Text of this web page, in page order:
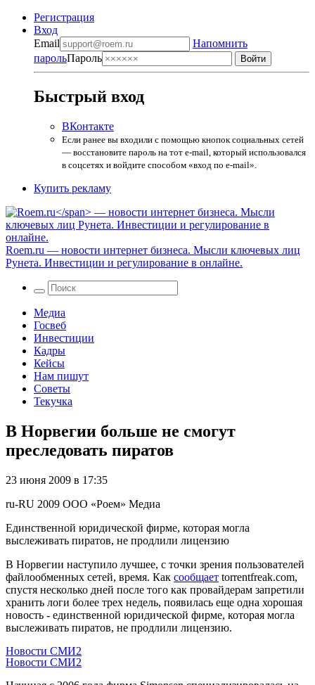
Регистрация
Вход
Email
Напомнить
парольПароль
Быстрый вход
ВКонтакте
Если ранее вы входили с помощью кнопок социальных сетей
— восстановите пароль на тот e-mail, который использовался
в соцсетях и войдите способом «вход по e-mail».
Купить рекламу
Roem.ru — новости интернет бизнеса. Мысли ключевых лиц
Рунета. Инвестиции и регулирование в онлайне.
Медиа
Госвеб
Инвестиции
Кадры
Кейсы
Нам пишут
Советы
Текучка
В Норвегии больше не смогут
преследовать пиратов
23 июня 2009 в 17:35
ru-RU 2009 ООО «Роем» Медиа
Единственной юридической фирме, которая могла
выслеживать пиратов, не продлили лицензию
В Норвегии наступило лучшее, с точки зрения пользователей
файлообменных сетей, время. Как сообщает torrentfreak.com,
спустя несколько дней после того как провайдерам запретили
хранить логи более трех недель, появилась еще одна хорошая
новость - единственной юридической фирме, которая могла
выслеживать пиратов, не продлили лицензию.
Новости СМИ2
Новости СМИ2